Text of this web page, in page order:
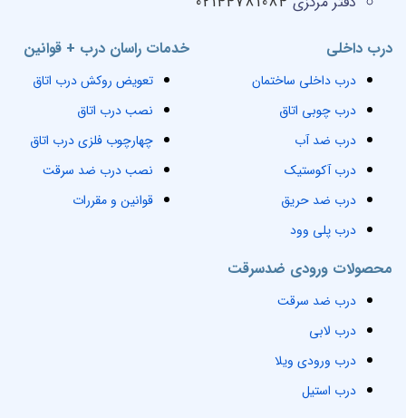
خدمات راسان درب + قوانین
تعویض روکش درب اتاق
نصب درب اتاق
چهارچوب فلزی درب اتاق
نصب درب ضد سرقت
قوانین و مقررات
محصولات ورودی ضدسرقت
درب ضد سرقت
درب لابی
درب ورودی ویلا
درب استیل
درب داخلی
درب داخلی ساختمان
درب چوبی اتاق
درب ضد آب
درب آکوستیک
درب ضد حریق
درب پلی وود